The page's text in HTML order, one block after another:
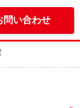
問い合わせ